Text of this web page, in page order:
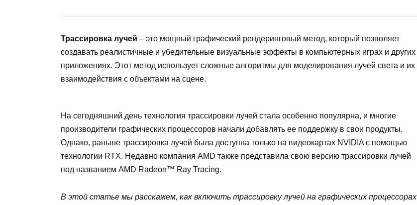
Трассировка лучей – это мощный графический рендеринговый метод, который позволяет
создавать реалистичные и убедительные визуальные эффекты в компьютерных играх и других
приложениях. Этот метод использует сложные алгоритмы для моделирования лучей света и их
взаимодействия с объектами на сцене.
На сегодняшний день технология трассировки лучей стала особенно популярна, и многие
производители графических процессоров начали добавлять ее поддержку в свои продукты.
Однако, раньше трассировка лучей была доступна только на видеокартах NVIDIA с помощью
технологии RTX. Недавно компания AMD также представила свою версию трассировки лучей
под названием AMD Radeon™ Ray Tracing.
В этой статье мы расскажем, как включить трассировку лучей на графических процессорах